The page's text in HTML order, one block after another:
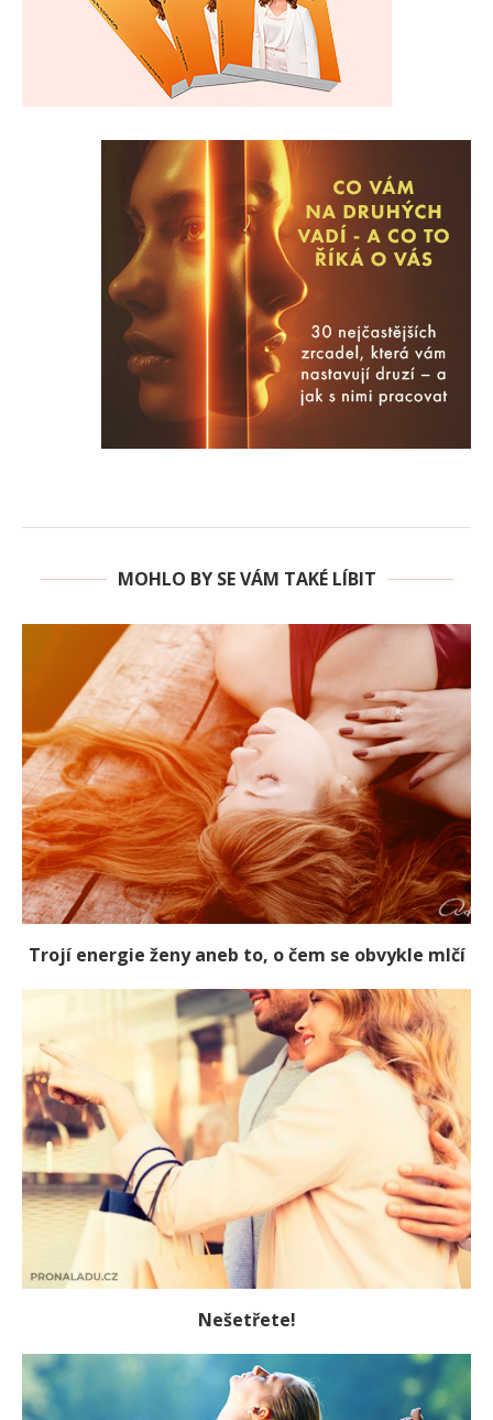
MOHLO BY SE VÁM TAKÉ LÍBIT
Trojí energie ženy aneb to, o čem se obvykle mlčí
Nešetřete!